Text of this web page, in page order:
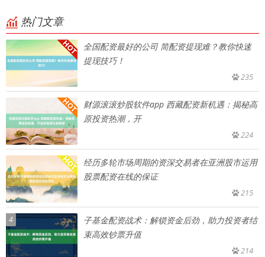
热门文章
全国配资最好的公司 简配资提现难？教你快速
提现技巧！
235
财源滚滚炒股软件app 西藏配资新机遇：揭秘高
原投资热潮，开
224
经历多轮市场周期的资深交易者在亚洲股市运用
股票配资在线的保证
215
4
子基金配资战术：解锁资金后劲，助力投资者结
束高效钞票升值
214